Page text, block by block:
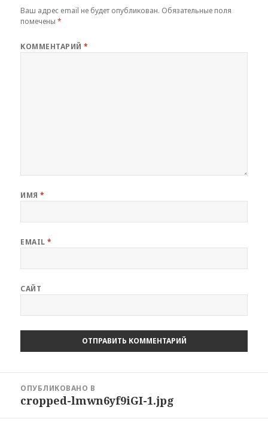
Ваш адрес email не будет опубликован. Обязательные поля
помечены*
КОММЕНТАРИЙ*
ИМЯ*
EMAIL*
САЙТ
записям
ОПУБЛИКОВАНО В
cropped-lmwn6yf9iGI-1.jpg